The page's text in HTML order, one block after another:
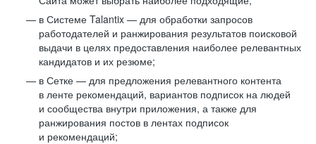
в Системе Talantix — для обработки запросов
работодателей и ранжирования результатов поисковой
выдачи в целях предоставления наиболее релевантных
кандидатов и их резюме;
в Сетке — для предложения релевантного контента
в ленте рекомендаций, вариантов подписок на людей
и сообщества внутри приложения, а также для
ранжирования постов в лентах подписок
и рекомендаций;